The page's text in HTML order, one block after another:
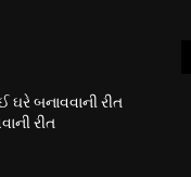
ઘરે બનાવવાની રીત
રીત